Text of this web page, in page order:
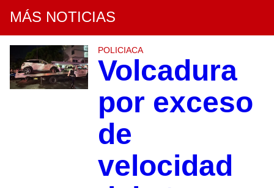
MÁS NOTICIAS
POLICIACA
Volcadura
por exceso
de
velocidad